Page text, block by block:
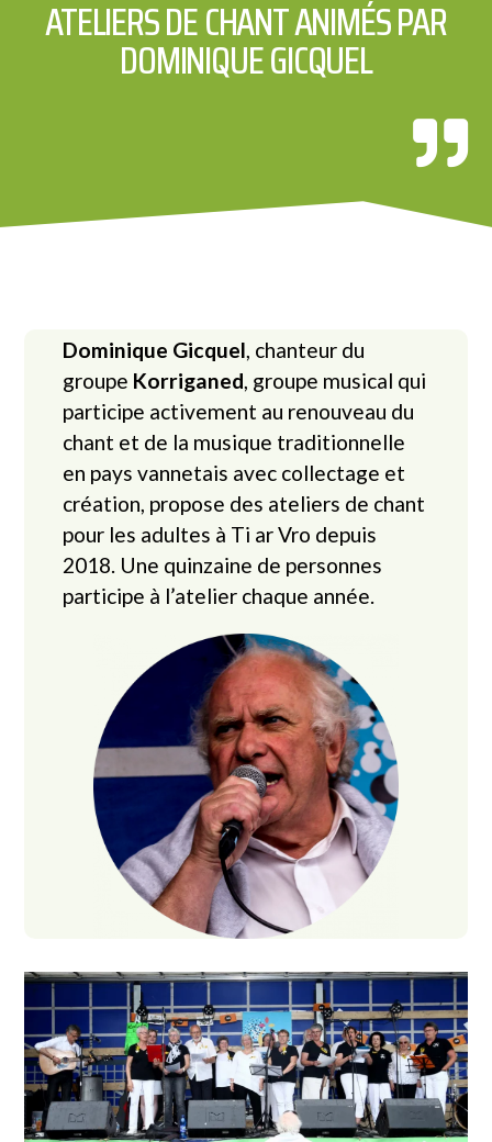
ATELIERS DE CHANT ANIMÉS PAR
DOMINIQUE GICQUEL​
Dominique Gicquel, chanteur du
groupe Korriganed, groupe musical qui
participe activement au renouveau du
chant et de la musique traditionnelle
en pays vannetais avec collectage et
création, propose des ateliers de chant
pour les adultes à Ti ar Vro depuis
2018. Une quinzaine de personnes
participe à l’atelier chaque année.